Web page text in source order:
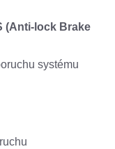
(Anti-lock Brake
systému